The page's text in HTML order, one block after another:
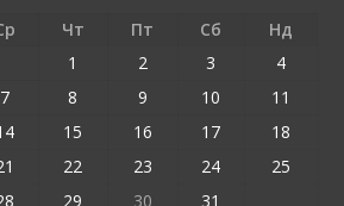
т Чт Пт Сб
Нд
1
2 3
4
7 8 9 10
11
15 16 17
18
22 23 24
25
29 30 31